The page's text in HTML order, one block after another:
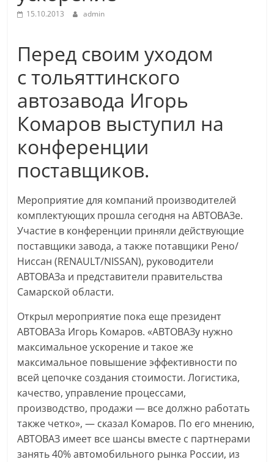
15.10.2013 admin
Перед своим уходом
с тольяттинского
автозавода Игорь
Комаров выступил на
конференции
поставщиков.
Мероприятие для компаний производителей
комплектующих прошла сегодня на АВТОВАЗе.
Участие в конференции приняли действующие
поставщики завода, а также потавщики Рено/
Ниссан (RENAULT/NISSAN), руководители
АВТОВАЗа и представители правительства
Самарской области.
Открыл мероприятие пока еще президент
АВТОВАЗа Игорь Комаров. «АВТОВАЗу нужно
максимальное ускорение и такое же
максимальное повышение эффективности по
всей цепочке создания стоимости. Логистика,
качество, управление процессами,
производство, продажи — все должно работать
также четко», — сказал Комаров. По его мнению,
АВТОВАЗ имеет все шансы вместе с партнерами
занять 40% автомобильного рынка России, из